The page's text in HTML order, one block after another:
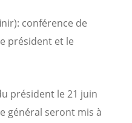
conférence de
président et le
président le 21 juin
général seront mis à